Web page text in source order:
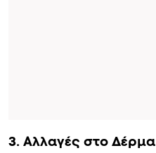
3. Αλλαγές στο Δέρμα